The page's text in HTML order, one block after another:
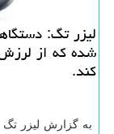
لیزر تگ:
شده كه از
كند.
به گزارش لیزر تگ